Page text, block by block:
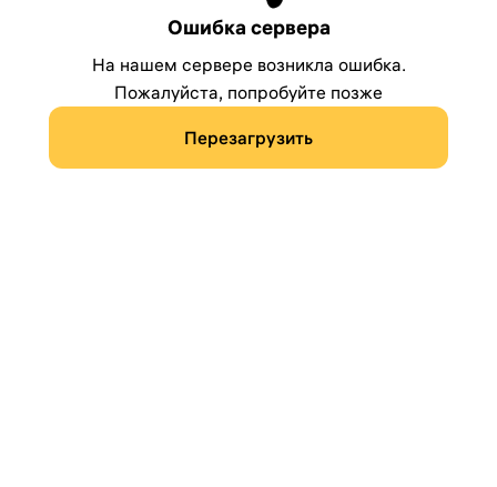
Ошибка сервера
На нашем сервере возникла ошибка.
Пожалуйста, попробуйте позже
Перезагрузить